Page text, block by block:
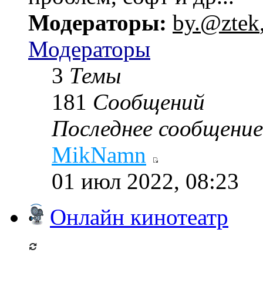
Модераторы: by.@ztek
Модераторы
3 Темы
181 Сообщений
Последнее сообщение
MikNamn
01 июл 2022, 08:23
Онлайн кинотеатр